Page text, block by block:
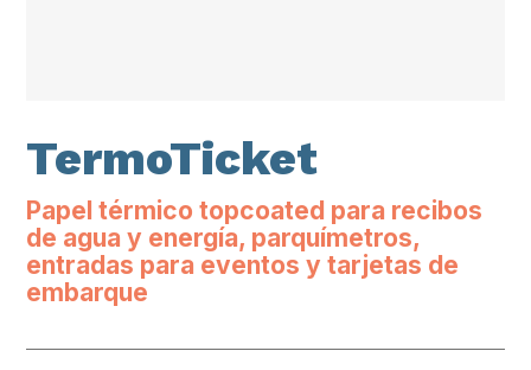
TermoTicket
Papel térmico topcoated para recibos
de agua y energía, parquímetros,
entradas para eventos y tarjetas de
embarque